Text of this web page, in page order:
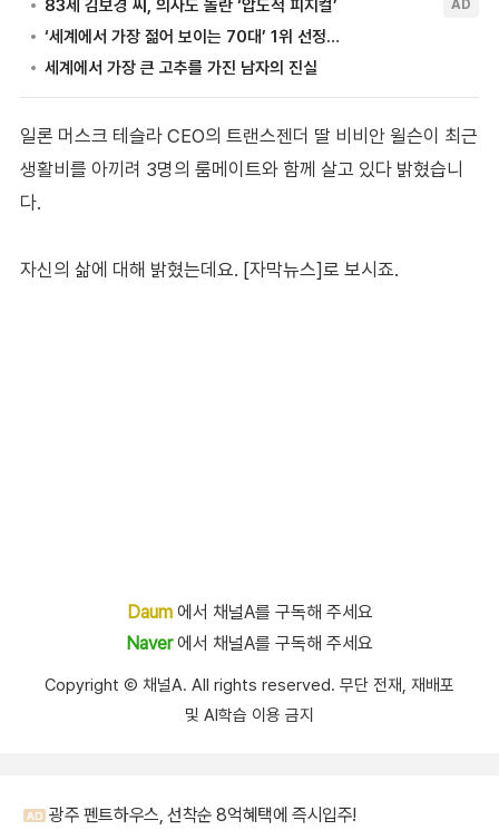
일론 머스크 테슬라 CEO의 트랜스젠더 딸 비비안 윌슨이 최근
생활비를 아끼려 3명의 룸메이트와 함께 살고 있다 밝혔습니
다.
자신의 삶에 대해 밝혔는데요. [자막뉴스]로 보시죠.
Daum에서 채널A를 구독해 주세요
Naver에서 채널A를 구독해 주세요
Copyright Ⓒ 채널A. All rights reserved. 무단 전재, 재배포
및 AI학습 이용 금지